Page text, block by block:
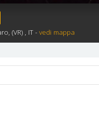
(VR) , IT - vedi mappa